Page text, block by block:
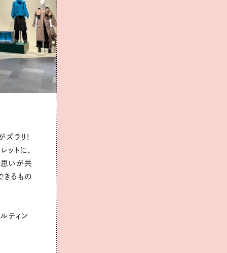
ラリ！
トに、
思いが共
きるもの
ティン